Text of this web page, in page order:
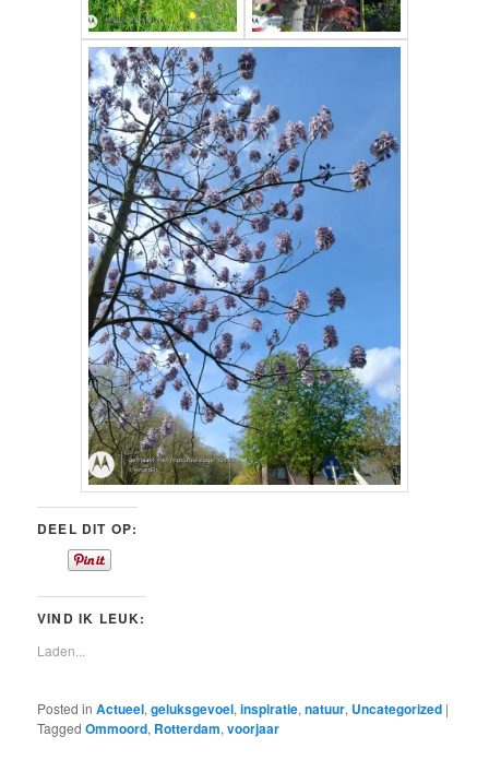
DEEL DIT OP:
VIND IK LEUK:
Laden...
Posted in Actueel,geluksgevoel,inspiratie,natuur, Uncategorized |
Tagged Ommoord, Rotterdam,voorjaar